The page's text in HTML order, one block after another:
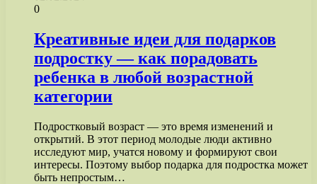
0
Креативные идеи для подарков
подростку — как порадовать
ребенка в любой возрастной
категории
Подростковый возраст — это время изменений и
открытий. В этот период молодые люди активно
исследуют мир, учатся новому и формируют свои
интересы. Поэтому выбор подарка для подростка может
быть непростым…